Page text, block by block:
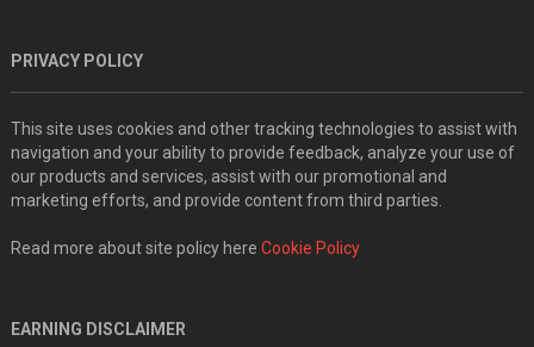
PRIVACY POLICY
This site uses cookies and other tracking technologies to assist with
navigation and your ability to provide feedback, analyze your use of
our products and services, assist with our promotional and
marketing efforts, and provide content from third parties.
Read more about site policy here Cookie Policy
EARNING DISCLAIMER